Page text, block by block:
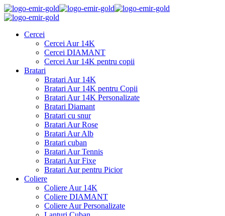
Cercei
Cercei Aur 14K
Cercei DIAMANT
Cercei Aur 14K pentru copii
Bratari
Bratari Aur 14K
Bratari Aur 14K pentru Copii
Bratari Aur 14K Personalizate
Bratari Diamant
Bratari cu snur
Bratari Aur Rose
Bratari Aur Alb
Bratari cuban
Bratari Aur Tennis
Bratari Aur Fixe
Bratari Aur pentru Picior
Coliere
Coliere Aur 14K
Coliere DIAMANT
Coliere Aur Personalizate